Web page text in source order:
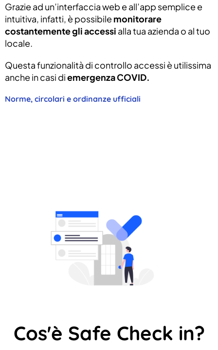
Grazie ad un’interfaccia web e all’app semplice e
intuitiva, infatti, è possibile monitorare
costantemente gli accessi alla tua azienda o al tuo
locale.
Questa funzionalità di controllo accessi è utilissima
anche in casi diemergenza COVID.
Norme, circolari e ordinanze ufficiali
Cos'è Safe Check in?